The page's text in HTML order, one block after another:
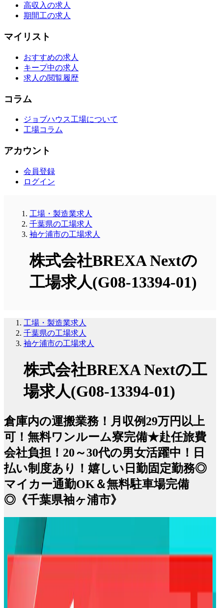
高収入の求人
期間工の求人
マイリスト
おすすめの求人
キープ中の求人
求人の閲覧履歴
コラム
ジョブハウス工場について
工場コラム
アカウント
会員登録
ログイン
工場・製造業求人
千葉県の工場求人
袖ケ浦市の工場求人
株式会社BREXA Nextの
工場求人(G08-13394-01)
工場・製造業求人
千葉県の工場求人
袖ケ浦市の工場求人
株式会社BREXA Nextの工
場求人(G08-13394-01)
倉庫内の運搬業務！月収例29万円以上
可！無料ワンルーム寮完備★赴任旅費
会社負担！20～30代の男女活躍中！日
払い制度あり！嬉しい日勤固定勤務◎
マイカー通勤OK＆無料駐車場完備
◎《千葉県袖ヶ浦市》